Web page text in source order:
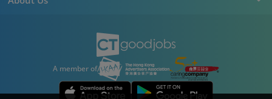
A member of